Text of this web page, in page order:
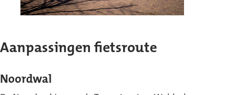
Aanpassingen fietsroute
Noordwal